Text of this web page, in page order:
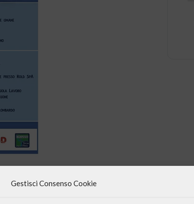
Gestisci Consenso Cookie
Culturale “Don Cesare Tragella”,
gli scenari e le prospettive che ci
scuole nella preparazione alle nuove